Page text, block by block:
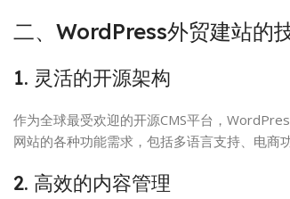
二、WordPress外贸建站的
1. 灵活的开源架构
作为全球最受欢迎的开源CMS平台，
网站的各种功能需求，包括多语言支持、电商
2. 高效的内容管理